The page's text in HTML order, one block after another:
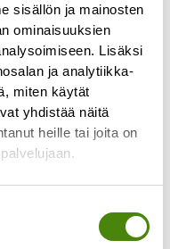
sisällön ja mainosten
ominaisuuksien
Lisäksi
ja analytiikka-
miten käytät
yhdistää näitä
heille tai joita on
toimii